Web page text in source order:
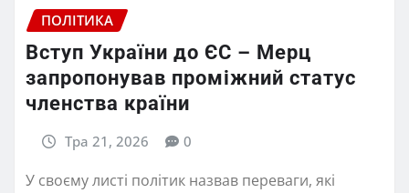
ПОЛІТИКА
Вступ України до ЄС – Мерц
запропонував проміжний статус
членства країни
Тра 21, 2026 0
У своєму листі політик назвав переваги, які